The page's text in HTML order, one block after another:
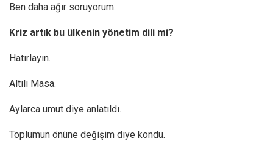
Ben daha ağır soruyorum:
Kriz artık bu ülkenin yönetim dili mi?
Hatırlayın.
Altılı Masa.
Aylarca umut diye anlatıldı.
Toplumun önüne değişim diye kondu.